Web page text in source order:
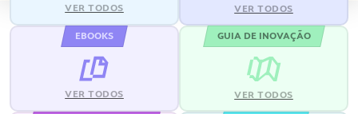
VER TODOS VER TODOS
EBOOKS
VER TODOS
GUIA DE INOVAÇÃO
VER TODOS